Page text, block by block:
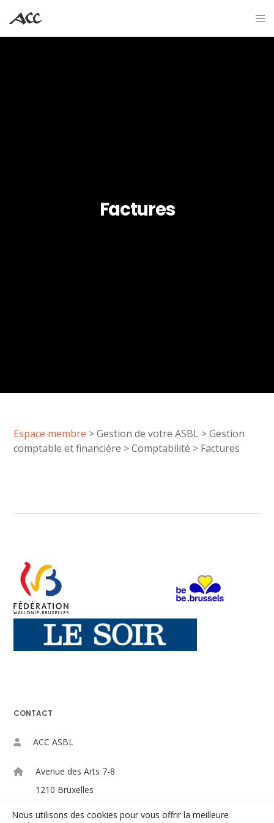
Factures
Espace membre >Gestion de votre ASBL >Gestion
comptable et financière >Comptabilité > Factures
CONTACT
ACC ASBL
Avenue des Arts 7-8
1210 Bruxelles
+32-(0)2/223.09.98
Nous utilisons des cookies pour vous offrir la meilleure